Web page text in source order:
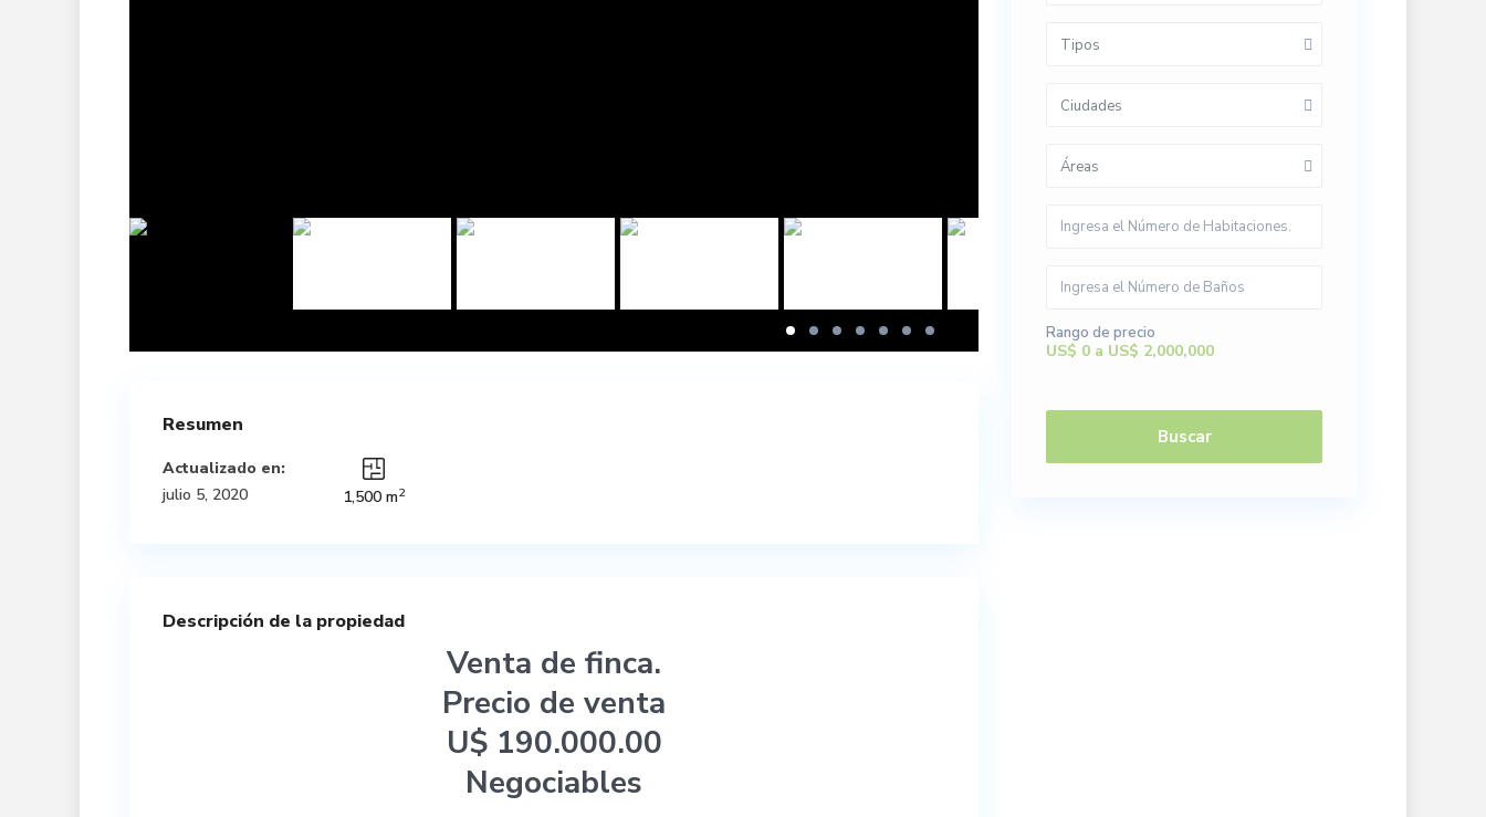
Resumen
Actualizado en:
julio 5, 2020
1,500 m2
Descripción de la propiedad
Venta de finca.
Precio de venta
U$ 190.000.00
Negociables
Tipos
Ciudades
Áreas
Rango de precio
US$ 0 a US$ 2,000,000
Buscar